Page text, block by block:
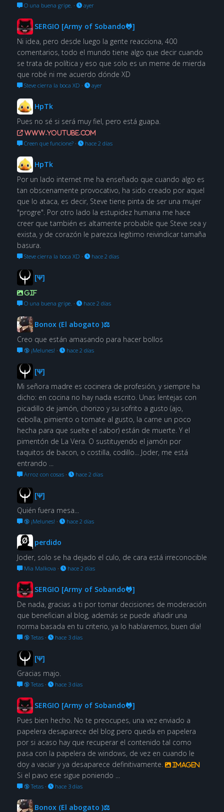
O una buena gripe. · ayer
SERGIO [Army of Sobando🐸]
Ni idea, pero desde luego la gente reacciona, 400
comentarios, todo el mundo tiene algo que decir cuando
se trata de política y eso que solo es un meme de mierda
que robé ni me acuerdo dónde XD
Steve cierra la boca XD · ayer
HpTk
Pues no sé si será muy fiel, pero está guapa.
www.youtube.com
Creen que funcione?· hace 2 días
HpTk
Por un lado internet me ha enseñado que cuando algo es
tan obscenamente provocativo, ha sido creado por aquel
que lo ataca, es decir, Steve tiene pinta de ser una mujer
"progre". Por otro lado la estupidez humana me hace
creer que también es altamente probable que Steve sea y
exista, y de corazón le parezca legítimo reivindicar tamaña
basura.
Steve cierra la boca XD · hace 2 días
[Ψ]
GIF
O una buena gripe. · hace 2 días
Bonox (El abogato )⚖
Creo que están amasando para hacer bollos
🔞 ¡Melunes! · hace 2 días
[Ψ]
Mi señora madre es cocinera de profesión, y siempre ha
dicho: en cocina no hay nada escrito. Unas lentejas con
picadillo de jamón, chorizo y su sofrito a gusto (ajo,
cebolla, pimiento o tomate al gusto, la carne un poco
hecha para que suelte el sabor) están de muerte. Y el
pimentón de La Vera. O sustituyendo el jamón por
taquitos de bacon, o costilla, codillo... Joder, me está
entrando ...
Arroz con cosas· hace 2 días
[Ψ]
Quién fuera mesa...
🔞 ¡Melunes! · hace 2 días
perdido
Joder, solo se ha dejado el culo, de cara está irreconocible
Mia Malkova · hace 2 días
SERGIO [Army of Sobando🐸]
De nada, gracias a ti por tomar decisiones de moderación
que benefician al blog, además se puede añadir una
norma basada en tu criterio, ya lo hablaremos, buen día!
🔞 Tetas· hace 3 días
[Ψ]
Gracias majo.
🔞 Tetas· hace 3 días
SERGIO [Army of Sobando🐸]
Pues bien hecho. No te preocupes, una vez enviado a
papelera desaparece del blog pero queda en papelera
por si acaso hay que recuperar el contenido tal como
pasa con la papelera de windows, de vez en cuando le
doy a vaciar y ya desaparece definitivamente.
Imagen
Si el pavo ese sigue poniendo ...
🔞 Tetas· hace 3 días
Bonox (El abogato )⚖